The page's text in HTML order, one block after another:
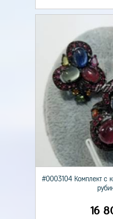
#0003104 Комплект с
16